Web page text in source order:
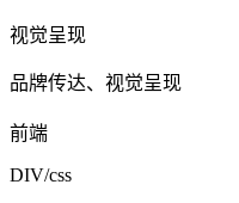
视觉呈现
品牌传达、视觉呈现
前端
DIV/css